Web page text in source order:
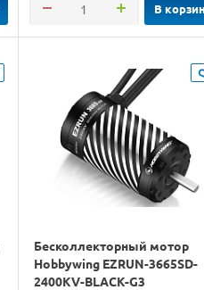
В
Бесколлекторный мотор
Hobbywing EZRUN-3665SD-
2400KV-BLACK-G3